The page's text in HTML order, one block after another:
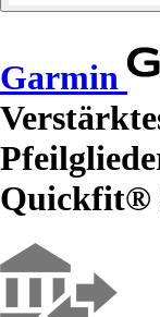
Garmin
Quickfit®